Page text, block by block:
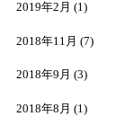
2019年2月 (1)
2018年11月 (7)
2018年9月 (3)
2018年8月 (1)